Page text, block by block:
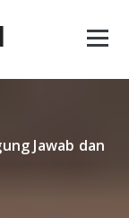
Jawab dan